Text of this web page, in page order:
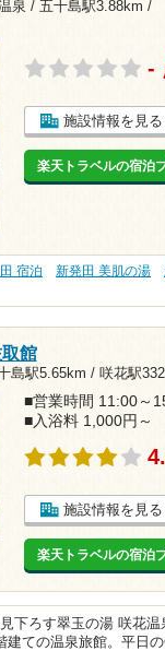
泉 / 五十島駅3.88km /
-
施設情報を見る
楽天トラベルの宿泊
宿泊 新発田 美肌の湯
館
島駅5.65km / 咲花駅
■営業時間 11:00～
■入浴料 1,000円～
施設情報を見る
楽天トラベルの宿泊
下ろす翠玉の湯 咲花温
建ての温泉旅館。平日